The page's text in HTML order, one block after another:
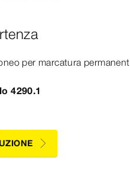
per marcatura
4290.1